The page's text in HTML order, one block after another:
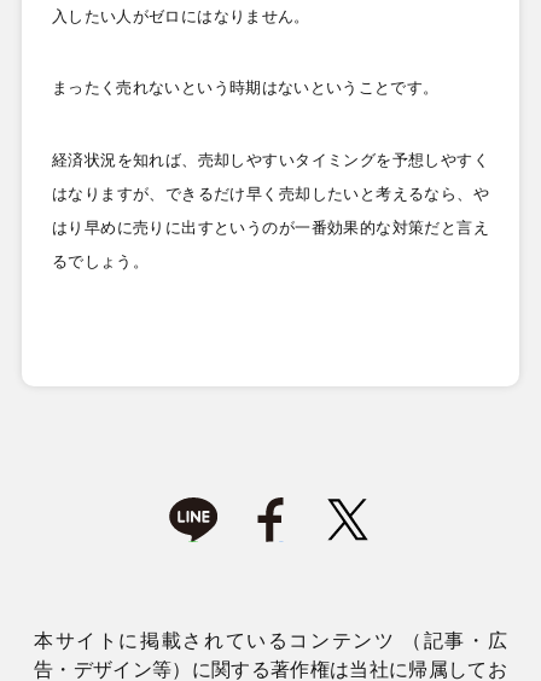
入したい人がゼロにはなりません。
まったく売れないという時期はないということです。
経済状況を知れば、売却しやすいタイミングを予想しやすく
はなりますが、できるだけ早く売却したいと考えるなら、や
はり早めに売りに出すというのが一番効果的な対策だと言え
るでしょう。
本サイトに掲載されているコンテンツ （記事・広
告・デザイン等）に関する著作権は当社に帰属してお